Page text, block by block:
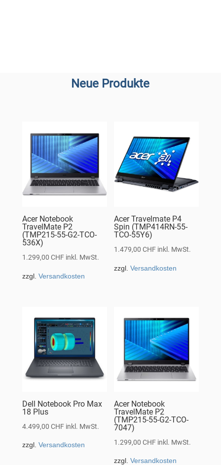
Neue Produkte
Acer Notebook
TravelMate P2
(TMP215-55-G2-TCO-
536X)
1.299,00 CHF inkl. MwSt.
zzgl. Versandkosten
Acer Travelmate P4
Spin (TMP414RN-55-
TCO-55Y6)
1.479,00CHF inkl. MwSt.
zzgl.Versandkosten
Dell Notebook Pro Max
18 Plus
4.499,00 CHF inkl. MwSt.
zzgl. Versandkosten
Acer Notebook
TravelMate P2
(TMP215-55-G2-TCO-
7047)
1.299,00CHF inkl. MwSt.
zzgl.Versandkosten